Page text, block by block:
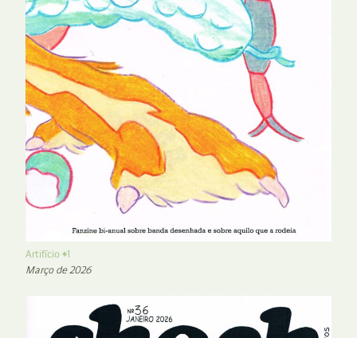
Artifício #1
Março de 2026